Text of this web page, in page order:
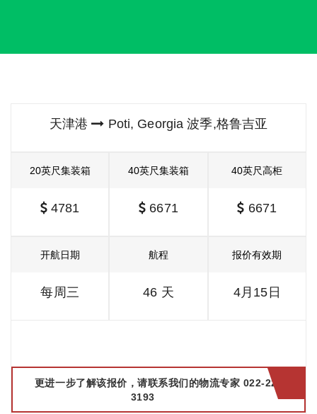
天津港 Poti, Georgia 波季,格鲁吉亚
20英尺集装箱
4781
40英尺集装箱
6671
40英尺高柜
6671
开航日期
每周三
航程
46 天
报价有效期
4月15日
更进一步了解该报价，请联系我们的物流专家 022-2299
3193